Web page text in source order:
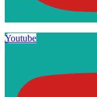
Youtube